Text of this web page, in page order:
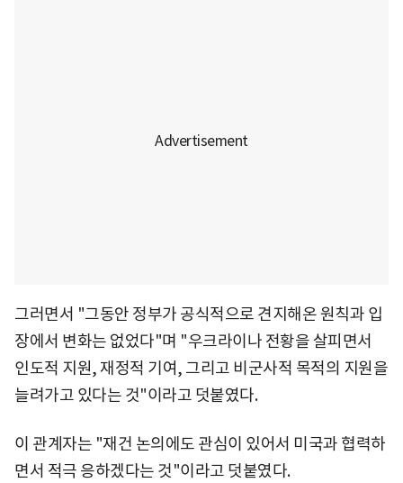
그러면서 "그동안 정부가 공식적으로 견지해온 원칙과 입
장에서 변화는 없었다"며 "우크라이나 전황을 살피면서
인도적 지원, 재정적 기여, 그리고 비군사적 목적의 지원을
늘려가고 있다는 것"이라고 덧붙였다.
이 관계자는 "재건 논의에도 관심이 있어서 미국과 협력하
면서 적극 응하겠다는 것"이라고 덧붙였다.